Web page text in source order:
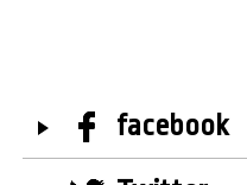
facebook